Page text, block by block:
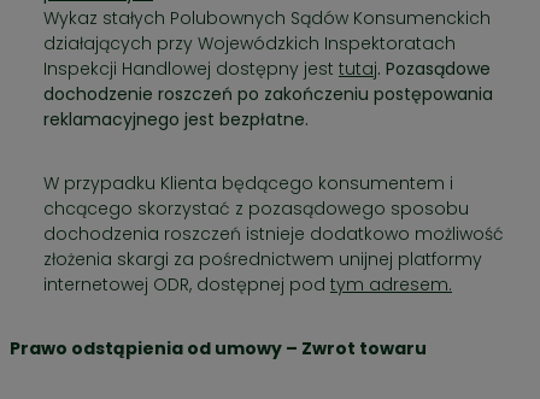
Wykaz stałych Polubownych Sądów Konsumenckich
działających przy Wojewódzkich Inspektoratach
Inspekcji Handlowej dostępny jest tutaj. Pozasądowe
dochodzenie roszczeń po zakończeniu postępowania
reklamacyjnego jest bezpłatne.
W przypadku Klienta będącego konsumentem i
chcącego skorzystać z pozasądowego sposobu
dochodzenia roszczeń istnieje dodatkowo możliwość
złożenia skargi za pośrednictwem unijnej platformy
internetowej ODR, dostępnej pod tym adresem.
Prawo odstąpienia od umowy – Zwrot towaru